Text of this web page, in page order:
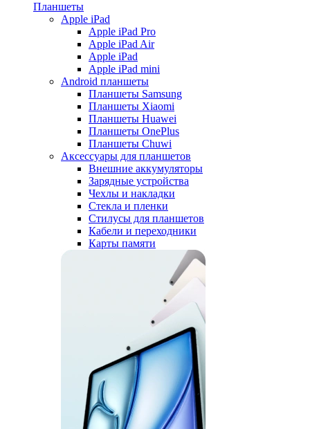
Планшеты
Apple iPad
Apple iPad Pro
Apple iPad Air
Apple iPad
Apple iPad mini
Android планшеты
Планшеты Samsung
Планшеты Xiaomi
Планшеты Huawei
Планшеты OnePlus
Планшеты Chuwi
Аксессуары для планшетов
Внешние аккумуляторы
Зарядные устройства
Чехлы и накладки
Стекла и пленки
Стилусы для планшетов
Кабели и переходники
Карты памяти